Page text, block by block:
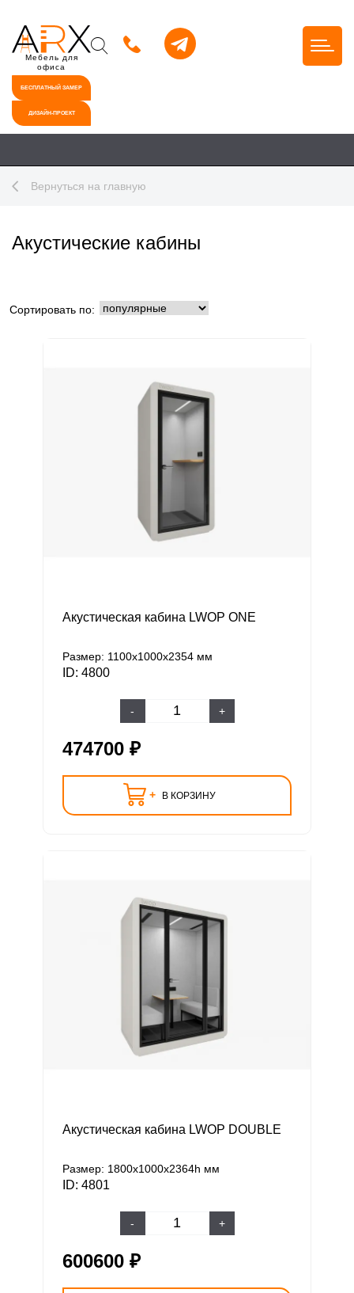
Мебель для
офиса
БЕСПЛАТНЫЙ ЗАМЕР
ДИЗАЙН-ПРОЕКТ
Вернуться на главную
Акустические кабины
Сортировать по:
Акустическая кабина LWOP ONE
Размер: 1100x1000x2354 мм
ID: 4800
- +
474700 ₽
+ В КОРЗИНУ
Акустическая кабина LWOP DOUBLE
Размер: 1800х1000х2364h мм
ID: 4801
- +
600600 ₽